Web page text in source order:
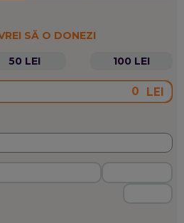
SĂ O DONEZI
50 LEI 100 LEI
LEI